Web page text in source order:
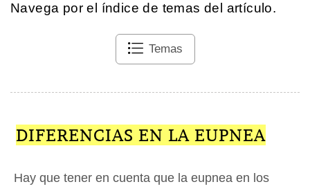
Navega por el índice de temas del artículo.
Temas
DIFERENCIAS EN LA EUPNEA
Hay que tener en cuenta que la eupnea en los